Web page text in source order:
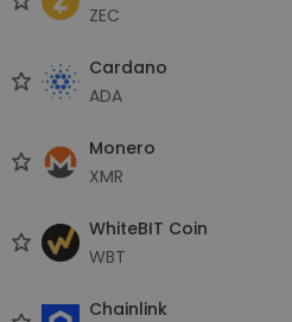
ZEC
Cardano
ADA
Monero
XMR
WhiteBIT Coin
WBT
Chainlink